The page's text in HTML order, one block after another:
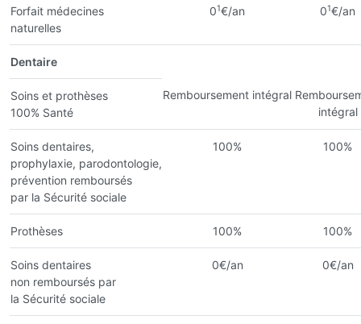
Forfait médecines
naturelles
01€/an 01€/an
Dentaire
Soins et prothèses
100% Santé
Remboursement intégral
intégral
Soins dentaires,
prophylaxie, parodontologie,
prévention remboursés
par la Sécurité sociale
100% 100%
Prothèses 100% 100%
Soins dentaires
non remboursés par
la Sécurité sociale
0€/an 0€/an